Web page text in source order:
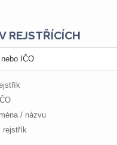
REJSTŘÍCÍCH
/ názvu
rejstřík